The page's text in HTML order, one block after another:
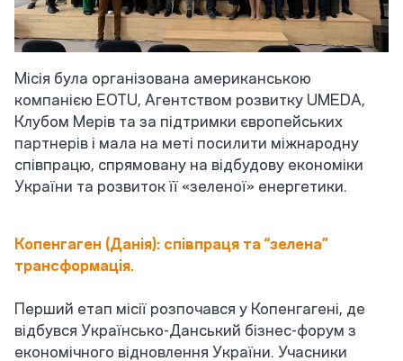
Місія була організована американською
компанією EOTU, Агентством розвитку UMEDA,
Клубом Мерів та за підтримки європейських
партнерів і мала на меті посилити міжнародну
співпрацю, спрямовану на відбудову економіки
України та розвиток її «зеленої» енергетики.
Копенгаген (Данія): співпраця та “зелена”
трансформація.
Перший етап місії розпочався у Копенгагені, де
відбувся Українсько-Данський бізнес-форум з
економічного відновлення України. Учасники